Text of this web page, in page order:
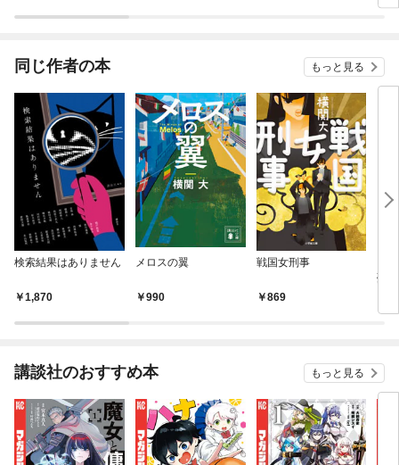
同じ作者の本 もっと見る
検索結果はありません
1,870
メロスの翼
990
戦国女刑事
869
憂鬱
講談社のおすすめ本 もっと見る